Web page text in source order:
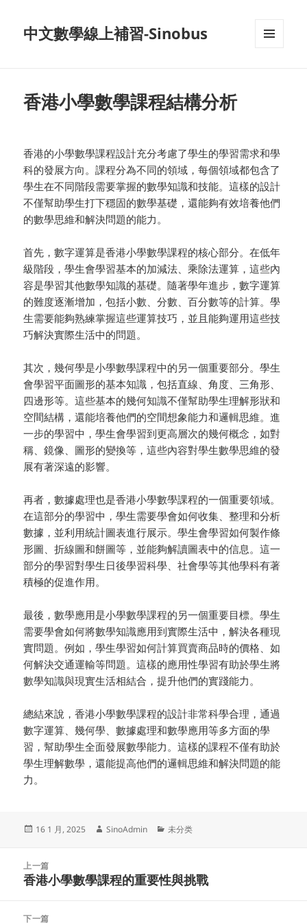
中文數學線上補習-Sinobus
香港小學數學課程結構分析
香港的小學數學課程設計充分考慮了學生的學習需求和學
科的發展方向。課程分為不同的領域，每個領域都包含了
學生在不同階段需要掌握的數學知識和技能。這樣的設計
不僅幫助學生打下穩固的數學基礎，還能夠有效培養他們
的數學思維和解決問題的能力。
首先，數字運算是香港小學數學課程的核心部分。在低年
級階段，學生會學習基本的加減法、乘除法運算，這些內
容是學習其他數學知識的基礎。隨著學年進步，數字運算
的難度逐漸增加，包括小數、分數、百分數等的計算。學
生需要能夠熟練掌握這些運算技巧，並且能夠運用這些技
巧解決實際生活中的問題。
其次，幾何學是小學數學課程中的另一個重要部分。學生
會學習平面圖形的基本知識，包括直線、角度、三角形、
四邊形等。這些基本的幾何知識不僅幫助學生理解形狀和
空間結構，還能培養他們的空間想象能力和邏輯思維。進
一步的學習中，學生會學習到更高層次的幾何概念，如對
稱、鏡像、圖形的變換等，這些內容對學生數學思維的發
展有著深遠的影響。
再者，數據處理也是香港小學數學課程的一個重要領域。
在這部分的學習中，學生需要學會如何收集、整理和分析
數據，並利用統計圖表進行展示。學生會學習如何製作條
形圖、折線圖和餅圖等，並能夠解讀圖表中的信息。這一
部分的學習對學生日後學習科學、社會學等其他學科有著
積極的促進作用。
最後，數學應用是小學數學課程的另一個重要目標。學生
需要學會如何將數學知識應用到實際生活中，解決各種現
實問題。例如，學生學習如何計算買賣商品時的價格、如
何解決交通運輸等問題。這樣的應用性學習有助於學生將
數學知識與現實生活相結合，提升他們的實踐能力。
總結來說，香港小學數學課程的設計非常科學合理，通過
數字運算、幾何學、數據處理和數學應用等多方面的學
習，幫助學生全面發展數學能力。這樣的課程不僅有助於
學生理解數學，還能提高他們的邏輯思維和解決問題的能
力。
发
16 1 月, 2025
作
SinoAdmin
分
未分类
上一篇
上
文
香港小學數學課程的重要性與挑戰
下一篇